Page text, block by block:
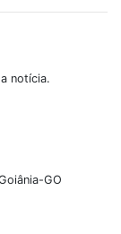
notícia.
GO